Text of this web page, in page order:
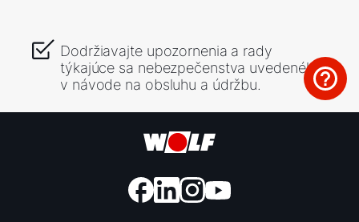
Dodržiavajte upozornenia a rady
týkajúce sa nebezpečenstva uvedeného
v návode na obsluhu a údržbu.